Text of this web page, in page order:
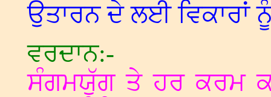
ਉਤਾਰਨ ਦੇ ਲਈ ਵਿਕਾਰਾਂ
ਵਰਦਾਨ:-
ਸੰਗਮਯੁੱਗ ਤੇ ਹਰ ਕਰਮ